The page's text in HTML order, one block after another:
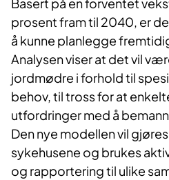
prosent fram til 2040, er
å kunne planlegge
Analysen viser at det vil
jordmødre i forhold til
behov, til tross for at
utfordringer med å
Den nye modellen vil
sykehusene og brukes
og rapportering til ulike